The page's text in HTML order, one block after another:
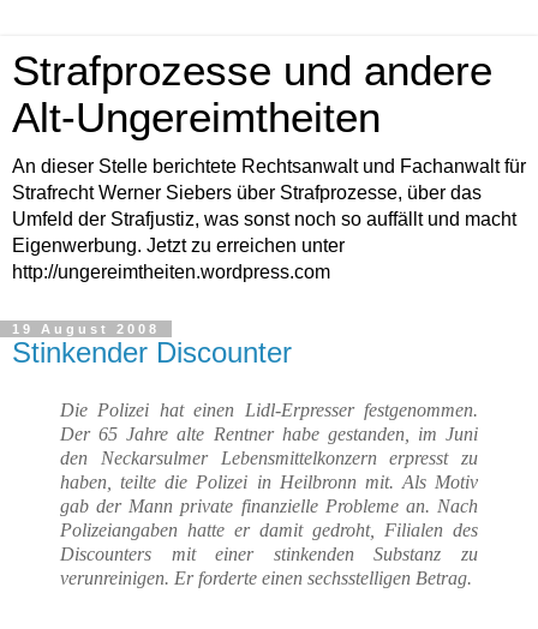
Strafprozesse und andere
Alt-Ungereimtheiten
An dieser Stelle berichtete Rechtsanwalt und Fachanwalt für
Strafrecht Werner Siebers über Strafprozesse, über das
Umfeld der Strafjustiz, was sonst noch so auffällt und macht
Eigenwerbung. Jetzt zu erreichen unter
http://ungereimtheiten.wordpress.com
19 August 2008
Stinkender Discounter
Die Polizei hat einen Lidl-Erpresser festgenommen.
Der 65 Jahre alte Rentner habe gestanden, im Juni
den Neckarsulmer Lebensmittelkonzern erpresst zu
haben, teilte die Polizei in Heilbronn mit. Als Motiv
gab der Mann private finanzielle Probleme an. Nach
Polizeiangaben hatte er damit gedroht, Filialen des
Discounters mit einer stinkenden Substanz zu
verunreinigen. Er forderte einen sechsstelligen Betrag.